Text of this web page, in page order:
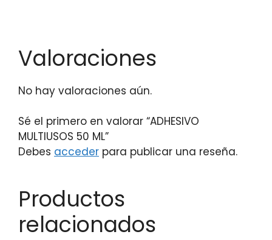
Valoraciones
No hay valoraciones aún.
Sé el primero en valorar “ADHESIVO
MULTIUSOS 50 ML”
Debes acceder para publicar una reseña.
Productos
relacionados